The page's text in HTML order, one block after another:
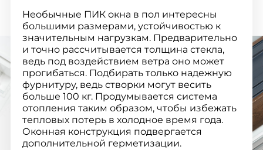
Необычные ПИК окна в пол интересны
большими размерами, устойчивостью к
значительным нагрузкам. Предварительно
и точно рассчитывается толщина стекла,
ведь под воздействием ветра оно может
прогибаться. Подбирать только надежную
фурнитуру, ведь створки могут весить
больше 100 кг. Продумывается система
отопления таким образом, чтобы избежать
тепловых потерь в холодное время года.
Оконная конструкция подвергается
дополнительной герметизации.